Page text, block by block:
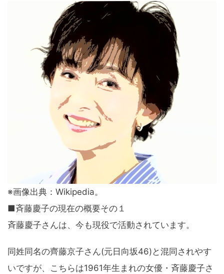
※画像出典：Wikipedia。
■斉藤慶子の現在の概要その１
斉藤慶子さんは、今も現役で活動されています。
同姓同名の齊藤京子さん(元日向坂46)と混同されやす
いですが、こちらは1961年生まれの女優・斉藤慶子さ